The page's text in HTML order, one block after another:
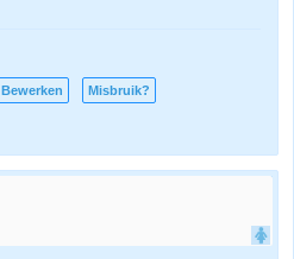
Bewerken Misbruik?